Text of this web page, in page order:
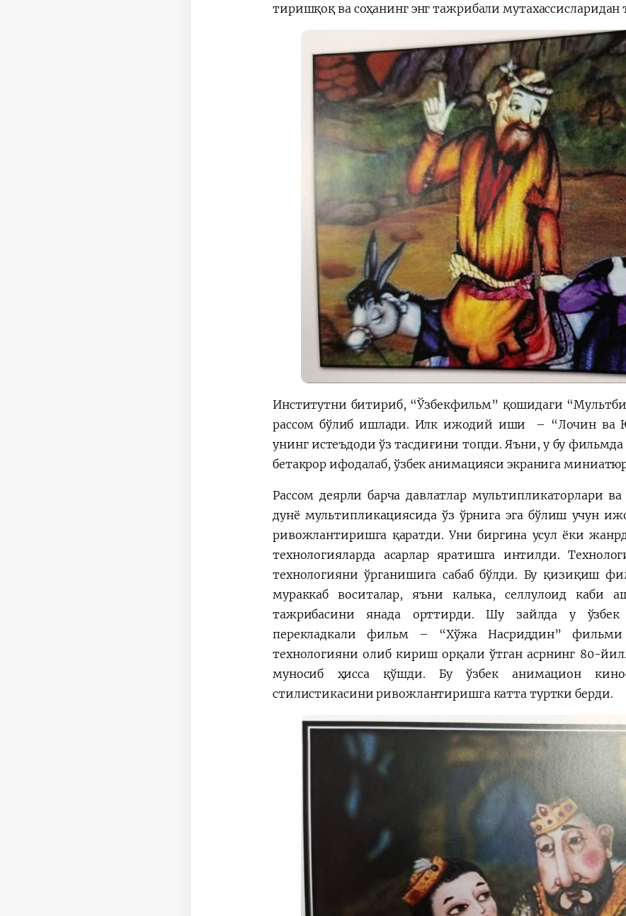
тиришқоқ ва соҳанинг энг тажрибали
Институтни битириб, “Ўзбекфильм” қошидаги
рассом бўлиб ишлади. Илк ижодий иши – “Лочин ва
унинг истеъдоди ўз тасдиғини топди. Яъни, у бу
бетакрор ифодалаб, ўзбек анимацияси экранига
Рассом деярли барча давлатлар мультипликаторлари
дунё мультипликациясида ўз ўрнига эга бўлиш учун
ривожлантиришга қаратди. Уни биргина усул ёки
технологияларда асарлар яратишга интилди.
технологияни ўрганишига сабаб бўлди. Бу қизиқиш
мураккаб воситалар, яъни калька, селлулоид каби
тажрибасини янада орттирди.
Шу зайлда у ўзбек
перекладкали фильм – “Хўжа Насриддин”
технологияни олиб кириш орқали ўтган асрнинг 80-
муносиб ҳисса қўшди.
Бу ўзбек анимацион
стилистикасини ривожлантиришга катта туртки берди.